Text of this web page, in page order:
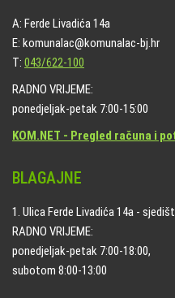
A: Ferde Livadića 14a
E: komunalac@komunalac-bj.hr
T: 043/622-100
RADNO VRIJEME:
ponedjeljak-petak 7:00-15:00
KOM.NET - Pregled računa i
BLAGAJNE
1. Ulica Ferde Livadića 14a -
RADNO VRIJEME:
ponedjeljak-petak 7:00-18:00,
subotom 8:00-13:00